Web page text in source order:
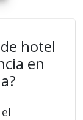
hotel
en